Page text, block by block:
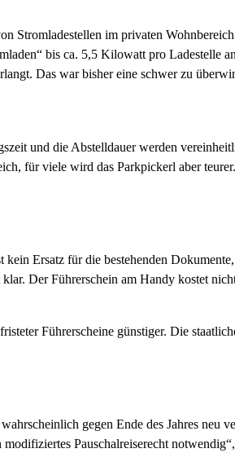
Stromladestellen im privaten
bis ca. 5,5 Kilowatt pro Ladestelle
Das war bisher eine schwer zu
und die Abstelldauer werden
für viele wird das Parkpickerl aber
Ersatz für die bestehenden
Der Führerschein am Handy kostet
Führerscheine günstiger. Die
gegen Ende des Jahres
Pauschalreiserecht